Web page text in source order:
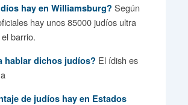
hay en Williamsburg? Según
hay unos 85000 judíos ultra
barrio.
hablar dichos judíos? El ídish es
de judíos hay en Estados